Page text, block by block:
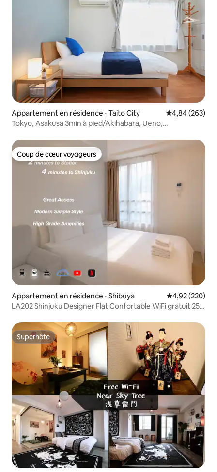
Appartement en résidence ⋅ Taito City Évaluation
4,84 (263)
Tokyo, Asakusa 3min à pied/Akihabara, Ueno,
Coup de cœur voyageurs
Coup de cœur voyageurs
Appartement en résidence ⋅ Shibuya Évaluation
4,92 (220)
LA202 Shinjuku Designer Flat Confortable WiFi gratuit 25
Superhôte
Superhôte